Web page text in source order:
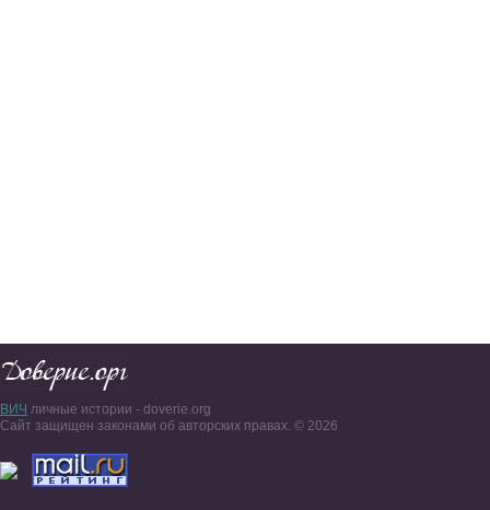
ВИЧ личные истории - doverie.org
Сайт защищен законами об авторских правах. © 2026